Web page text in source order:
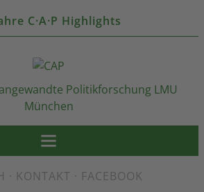
C·A·P Highlights
· KONTAKT · FACEBOOK